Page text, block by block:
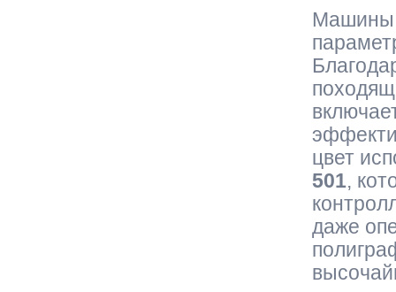
Машины
цвет
501,
даже